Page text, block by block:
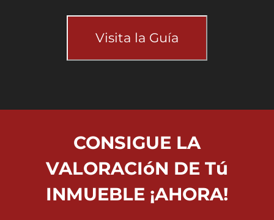
Visita la Guía
CONSIGUE LA
VALORACIóN DE Tú
INMUEBLE ¡AHORA!